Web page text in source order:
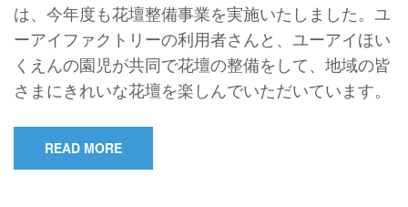
は、今年度も花壇整備事業を実施いたしました。ユ
ーアイファクトリーの利用者さんと、ユーアイほい
くえんの園児が共同で花壇の整備をして、地域の皆
さまにきれいな花壇を楽しんでいただいています。
READ MORE